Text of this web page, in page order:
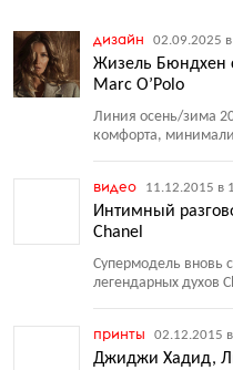
дизайн 02.09.2025
Жизель Бюндхен
Marc O’Polo
Линия осень/зима
комфорта,
видео 11.12.2015 в
Интимный
Chanel
Супермодель вновь
легендарных духов
принты 02.12.2015
Джиджи Хадид,